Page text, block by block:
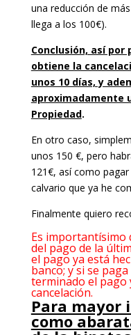
una reducción de
llega a los 100€).
Conclusión, así por
obtiene la
unos 10 días, y
aproximadamente
Propiedad.
En otro caso,
unos 150 €, pero
121€, así como
calvario que ya he
Finalmente quiero
Es importantísimo
del pago de la
el pago ya está
banco; y si se
terminado el pago
cancelación.
Para mayor
como